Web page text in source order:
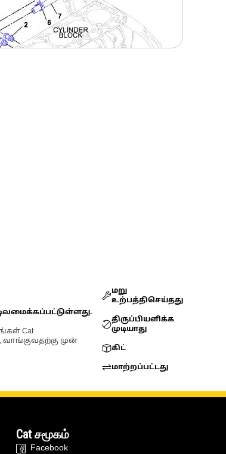
Cat
முன்
மறு
உற்பத்திசெய்தது
திருப்பியளிக்க
முடியாது
கிட்
மாற்றப்பட்டது
Cat சமூகம்
Facebook